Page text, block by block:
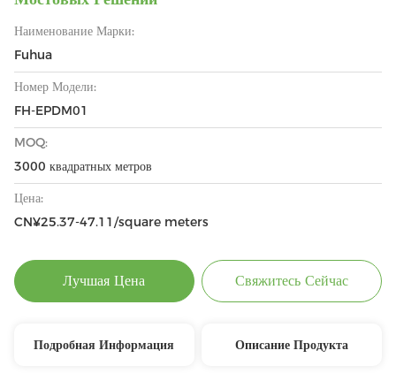
Наименование Марки:
Fuhua
Номер Модели:
FH-EPDM01
MOQ:
3000 квадратных метров
Цена:
CN¥25.37-47.11/square meters
Лучшая Цена Свяжитесь Сейчас
Подробная Информация Описание Продукта